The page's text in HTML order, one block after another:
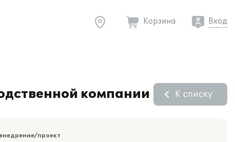
Корзина Вход
компании К списку
проект